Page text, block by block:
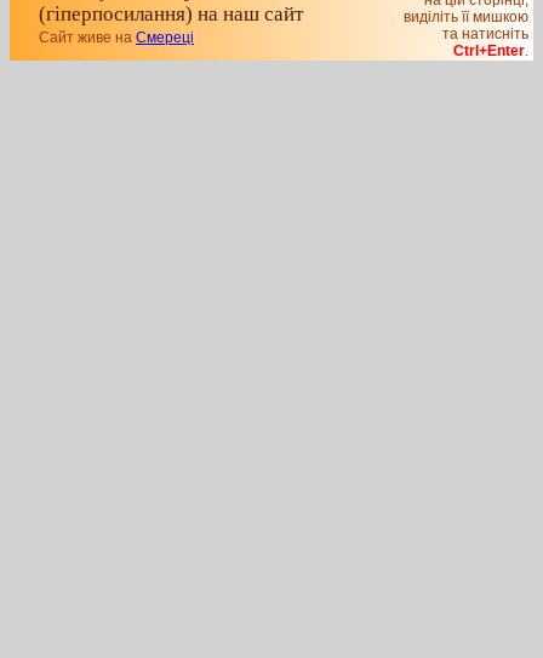
(гіперпосилання) на наш сайт
Сайт живе на Смереці
видiлiть її мишкою
та натисніть
Ctrl+Enter.